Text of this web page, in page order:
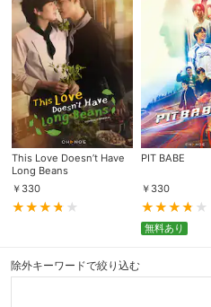
This Love Doesn’t Have
Long Beans
￥ 330
PIT BABE
￥ 330
無料あり
除外キーワードで絞り込む